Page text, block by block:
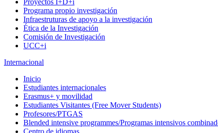
Proyectos I+D+i
Programa propio investigación
Infraestruturas de apoyo a la investigación
Ética de la Investigación
Comisión de Investigación
UCC+i
Internacional
Inicio
Estudiantes internacionales
Erasmus+ y movilidad
Estudiantes Visitantes (Free Mover Students)
Profesores/PTGAS
Blended intensive programmes/Programas intensivos
Centro de idiomas